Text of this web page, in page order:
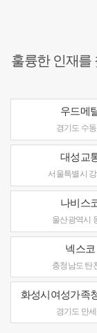
훌륭한 인재를
우드메
경기도 수
대성교
서울특별시
나비스
울산광역시
넥스코
충청남도 탄
화성시여성가족
경기도 만